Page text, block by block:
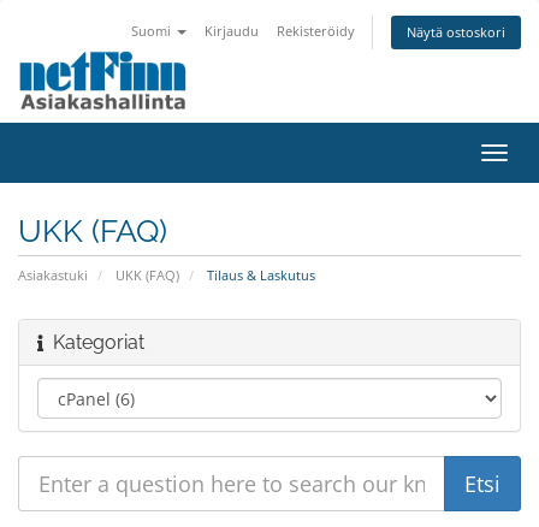
Suomi Kirjaudu Rekisteröidy Näytä ostoskori
UKK (FAQ)
Asiakastuki UKK (FAQ) Tilaus & Laskutus
Kategoriat